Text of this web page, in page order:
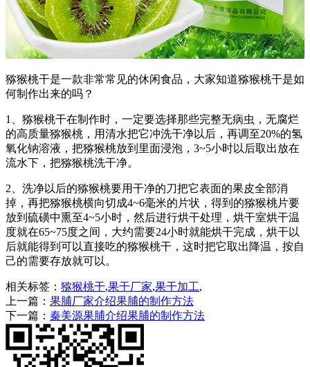
猕猴桃干是一款非常常见的休闲食品，大家知道猕猴桃干是如
何制作出来的吗？
1、猕猴桃干在制作时，一定要选择那些完整无病虫，无腐烂
的高质量猕猴桃，用清水把它冲洗干净以后，再调至20%的氢
氧化钠溶液，把猕猴桃放到里面浸泡，3~5小时以后取出放在
流水下，把猕猴桃洗干净。
2、洗净以后的猕猴桃要用干净的刀把它表面的果皮全部消
掉，再把猕猴桃横向切成4~6毫米的片状，得到的猕猴桃片要
放到硫磺中熏至4~5小时，然后进行烘干处理，烘干室烘干温
度就在65~75度之间，大约需要24小时就能烘干完成，烘干以
后就能得到可以直接吃的猕猴桃干，这时把它取出降温，按自
己的需要存放就可以。
相关标签： 猕猴桃干,果干厂家,果干加工,
上一篇： 果脯厂家介绍果脯的制作方法
下一篇： 秦美源果脯介绍果脯的制作方法